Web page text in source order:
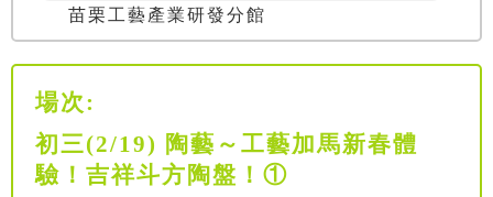
苗栗工藝產業研發分館
場次:
初三(2/19) 陶藝～工藝加馬新春體
驗！吉祥斗方陶盤！①